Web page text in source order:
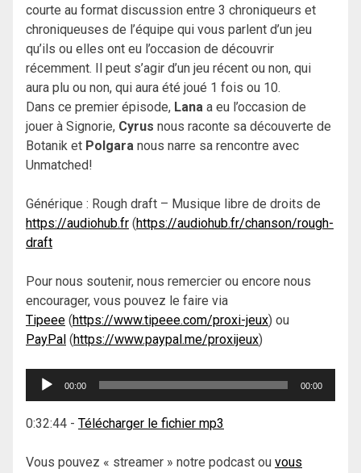
courte au format discussion entre 3 chroniqueurs et
chroniqueuses de l’équipe qui vous parlent d’un jeu
qu’ils ou elles ont eu l’occasion de découvrir
récemment. Il peut s’agir d’un jeu récent ou non, qui
aura plu ou non, qui aura été joué 1 fois ou 10.
Dans ce premier épisode, Lana a eu l’occasion de
jouer à Signorie, Cyrus nous raconte sa découverte de
Botanik et Polgara nous narre sa rencontre avec
Unmatched!
Générique : Rough draft – Musique libre de droits de
https://audiohub.fr (https://audiohub.fr/chanson/rough-
draft
Pour nous soutenir, nous remercier ou encore nous
encourager, vous pouvez le faire via
Tipeee (https://www.tipeee.com/proxi-jeux) ou
PayPal (https://www.paypal.me/proxijeux)
Lecteur
00:00 00:00
0:32:44 - Télécharger le fichier mp3
Vous pouvez « streamer » notre podcast ou vous